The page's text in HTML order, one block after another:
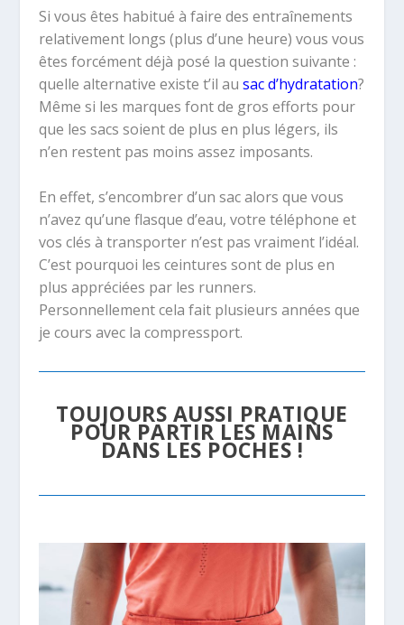
Si vous êtes habitué à faire des entraînements
relativement longs (plus d’une heure) vous vous
êtes forcément déjà posé la question suivante :
quelle alternative existe t’il au sac d’hydratation?
Même si les marques font de gros efforts pour
que les sacs soient de plus en plus légers, ils
n’en restent pas moins assez imposants.
En effet, s’encombrer d’un sac alors que vous
n’avez qu’une flasque d’eau, votre téléphone et
vos clés à transporter n’est pas vraiment l’idéal.
C’est pourquoi les ceintures sont de plus en
plus appréciées par les runners.
Personnellement cela fait plusieurs années que
je cours avec la compressport.
TOUJOURS AUSSI PRATIQUE
POUR PARTIR LES MAINS
DANS LES POCHES !